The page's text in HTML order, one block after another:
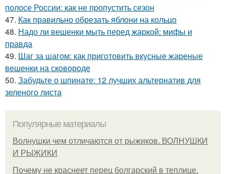
полосе России: как не пропустить сезон
47. Как правильно обрезать яблони на кольцо
48. Надо ли вешенки мыть перед жаркой: мифы и
правда
49. Шаг за шагом: как приготовить вкусные жареные
вешенки на сковороде
50. Забудьте о шпинате: 12 лучших альтернатив для
зеленого листа
Популярные материалы
Волнушки чем отличаются от рыжиков. ВОЛНУШКИ
И РЫЖИКИ
Почему не краснеет перец болгарский в теплице.